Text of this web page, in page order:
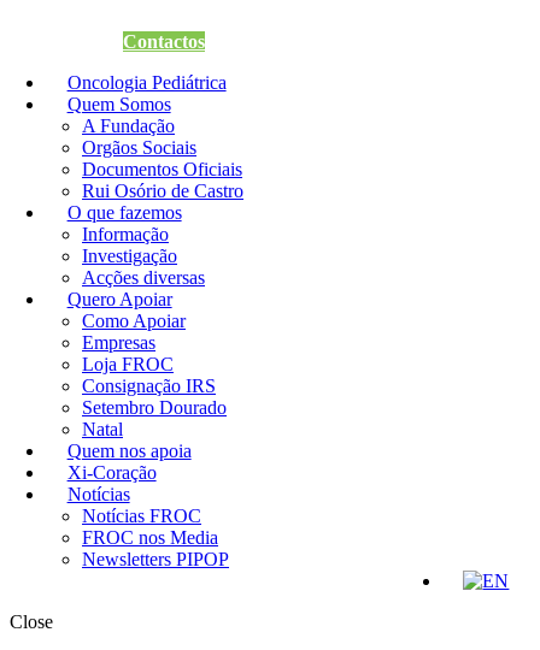
Contactos
Oncologia Pediátrica
Quem Somos
A Fundação
Orgãos Sociais
Documentos Oficiais
Rui Osório de Castro
O que fazemos
Informação
Investigação
Acções diversas
Quero Apoiar
Como Apoiar
Empresas
Loja FROC
Consignação IRS
Setembro Dourado
Natal
Quem nos apoia
Xi-Coração
Notícias
Notícias FROC
FROC nos Media
Newsletters PIPOP
Close